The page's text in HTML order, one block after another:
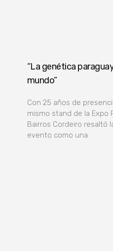
“La genética
mundo”
Con 25 años de
mismo stand de la Expo
Bairros Cordeiro resaltó
evento como una